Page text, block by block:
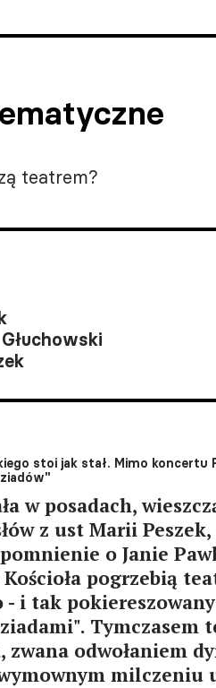
teatrem?
stoi jak stał. Mimo koncertu
w posadach,
z ust Marii
o Janie
pogrzebią
- i tak
Tymczasem
zwana odwołaniem
milczeniu